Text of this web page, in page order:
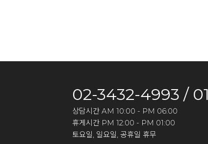
02-3432-4993 /
상담시간 AM 10:00 - PM 06:00
휴게시간 PM 12:00 - PM 01:00
토요일, 일요일, 공휴일 휴무